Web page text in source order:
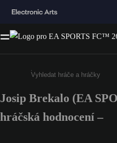
Enter a minimum of 3
Josip Brekalo (EA
hráčská hodnocení –